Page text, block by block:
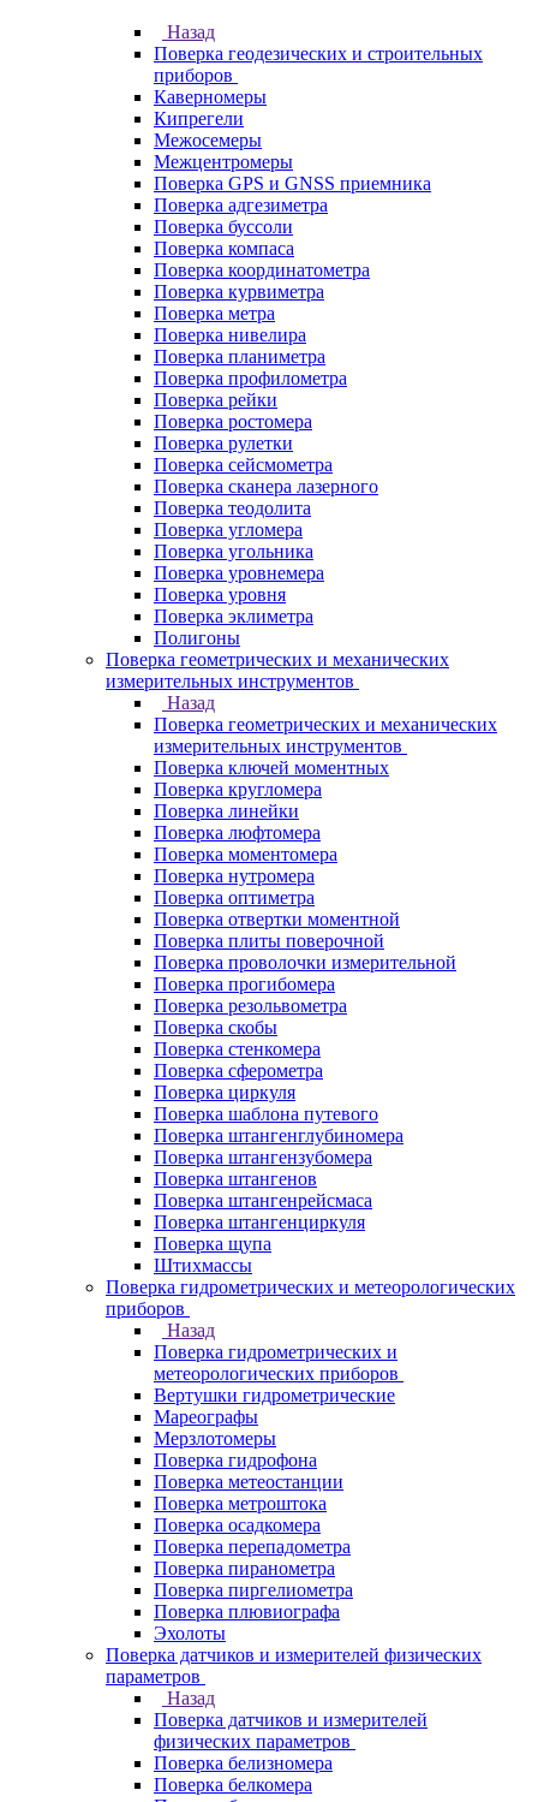
Назад
Поверка геодезических и строительных
приборов
Каверномеры
Кипрегели
Межосемеры
Межцентромеры
Поверка GPS и GNSS приемника
Поверка адгезиметра
Поверка буссоли
Поверка компаса
Поверка координатометра
Поверка курвиметра
Поверка метра
Поверка нивелира
Поверка планиметра
Поверка профилометра
Поверка рейки
Поверка ростомера
Поверка рулетки
Поверка сейсмометра
Поверка сканера лазерного
Поверка теодолита
Поверка угломера
Поверка угольника
Поверка уровнемера
Поверка уровня
Поверка эклиметра
Полигоны
Поверка геометрических и механических
измерительных инструментов
Назад
Поверка геометрических и механических
измерительных инструментов
Поверка ключей моментных
Поверка кругломера
Поверка линейки
Поверка люфтомера
Поверка моментомера
Поверка нутромера
Поверка оптиметра
Поверка отвертки моментной
Поверка плиты поверочной
Поверка проволочки измерительной
Поверка прогибомера
Поверка резольвометра
Поверка скобы
Поверка стенкомера
Поверка сферометра
Поверка циркуля
Поверка шаблона путевого
Поверка штангенглубиномера
Поверка штангензубомера
Поверка штангенов
Поверка штангенрейсмаса
Поверка штангенциркуля
Поверка щупа
Штихмассы
Поверка гидрометрических и метеорологических
приборов
Назад
Поверка гидрометрических и
метеорологических приборов
Вертушки гидрометрические
Мареографы
Мерзлотомеры
Поверка гидрофона
Поверка метеостанции
Поверка метроштока
Поверка осадкомера
Поверка перепадометра
Поверка пиранометра
Поверка пиргелиометра
Поверка плювиографа
Эхолоты
Поверка датчиков и измерителей физических
параметров
Назад
Поверка датчиков и измерителей
физических параметров
Поверка белизномера
Поверка белкомера